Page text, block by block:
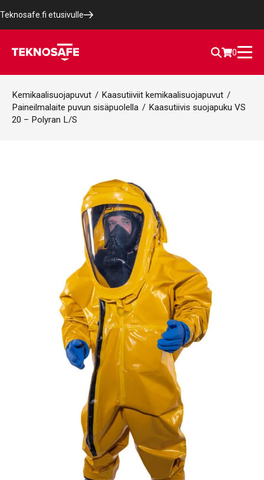
Teknosafe.fi etusivulle
0
Kemikaalisuojapuvut / Kaasutiiviit kemikaalisuojapuvut /
Paineilmalaite puvun sisäpuolella / Kaasutiivis suojapuku VS
20 – Polyran L/S